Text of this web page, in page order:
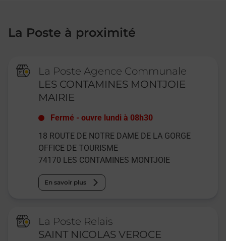
La Poste à proximité
La Poste Agence Communale
LES CONTAMINES MONTJOIE
MAIRIE
Fermé -ouvre lundi à 08h30
18 ROUTE DE NOTRE DAME DE LA GORGE
OFFICE DE TOURISME
74170 LES CONTAMINES MONTJOIE
En savoir plus
La Poste Relais
SAINT NICOLAS VEROCE